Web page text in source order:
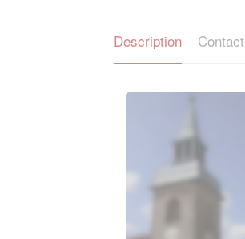
Description Contact